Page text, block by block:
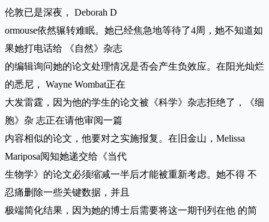
伦敦已是深夜， Deborah D
ormouse依然辗转难眠。她已经焦急地等待了4周，她不知道如
果她打电话给 《自然》杂志
的编辑询问她的论文处理情况是否会产生负效应。在阳光灿烂
的悉尼， Wayne Wombat正在
大发雷霆，因为他的学生的论文被《科学》杂志拒绝了，《细
胞》杂 志正在请他审阅一篇
内容相似的论文，他要对之实施报复。在旧金山，Melissa
Mariposa阅知她递交给《当代
生物学》的论文必须缩减一半后才能被重新考虑。她不得 不
忍痛删除一些关键数据，并且
极端简化结果，因为她的博士后需要将这一期刊列在他 的简